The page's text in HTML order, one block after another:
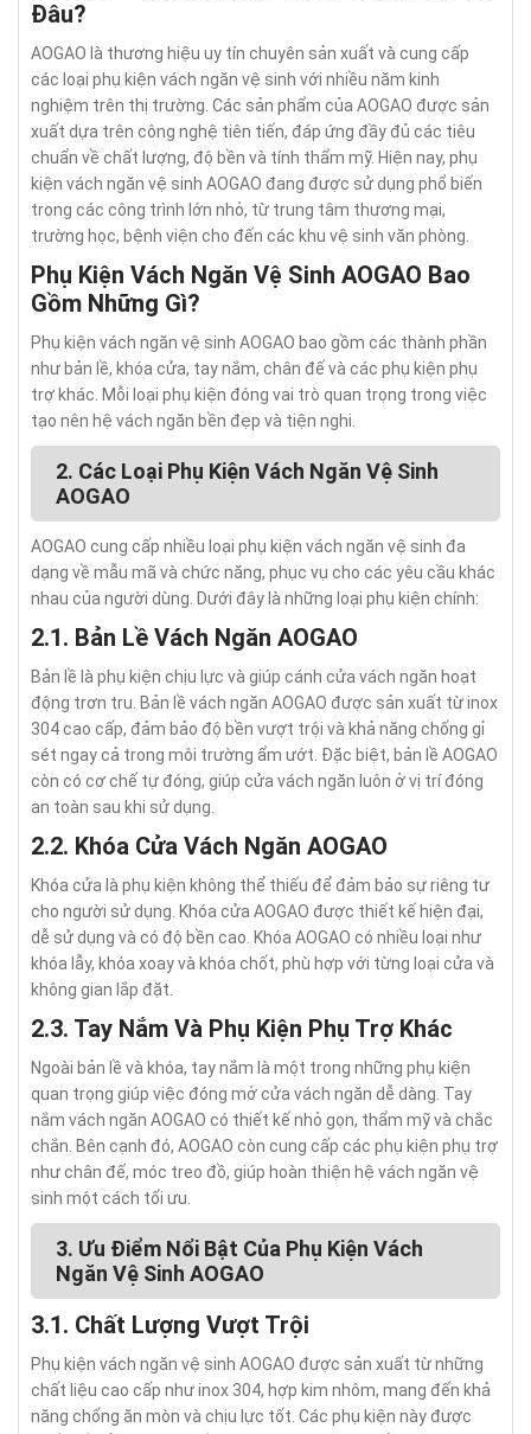
Đâu?
AOGAO là thương hiệu uy tín chuyên sản xuất và cung cấp
các loại phụ kiện vách ngăn vệ sinh với nhiều năm kinh
nghiệm trên thị trường. Các sản phẩm của AOGAO được sản
xuất dựa trên công nghệ tiên tiến, đáp ứng đầy đủ các tiêu
chuẩn về chất lượng, độ bền và tính thẩm mỹ. Hiện nay, phụ
kiện vách ngăn vệ sinh AOGAO đang được sử dụng phổ biến
trong các công trình lớn nhỏ, từ trung tâm thương mại,
trường học, bệnh viện cho đến các khu vệ sinh văn phòng.
Phụ Kiện Vách Ngăn Vệ Sinh AOGAO Bao
Gồm Những Gì?
Phụ kiện vách ngăn vệ sinh AOGAO bao gồm các thành phần
như bản lề, khóa cửa, tay nắm, chân đế và các phụ kiện phụ
trợ khác. Mỗi loại phụ kiện đóng vai trò quan trọng trong việc
tạo nên hệ vách ngăn bền đẹp và tiện nghi.
2. Các Loại Phụ Kiện Vách Ngăn Vệ Sinh
AOGAO
AOGAO cung cấp nhiều loại phụ kiện vách ngăn vệ sinh đa
dạng về mẫu mã và chức năng, phục vụ cho các yêu cầu khác
nhau của người dùng. Dưới đây là những loại phụ kiện chính:
2.1. Bản Lề Vách Ngăn AOGAO
Bản lề là phụ kiện chịu lực và giúp cánh cửa vách ngăn hoạt
động trơn tru. Bản lề vách ngăn AOGAO được sản xuất từ inox
304 cao cấp, đảm bảo độ bền vượt trội và khả năng chống gỉ
sét ngay cả trong môi trường ẩm ướt. Đặc biệt, bản lề AOGAO
còn có cơ chế tự đóng, giúp cửa vách ngăn luôn ở vị trí đóng
an toàn sau khi sử dụng.
2.2. Khóa Cửa Vách Ngăn AOGAO
Khóa cửa là phụ kiện không thể thiếu để đảm bảo sự riêng tư
cho người sử dụng. Khóa cửa AOGAO được thiết kế hiện đại,
dễ sử dụng và có độ bền cao. Khóa AOGAO có nhiều loại như
khóa lẫy, khóa xoay và khóa chốt, phù hợp với từng loại cửa và
không gian lắp đặt.
2.3. Tay Nắm Và Phụ Kiện Phụ Trợ Khác
Ngoài bản lề và khóa, tay nắm là một trong những phụ kiện
quan trọng giúp việc đóng mở cửa vách ngăn dễ dàng. Tay
nắm vách ngăn AOGAO có thiết kế nhỏ gọn, thẩm mỹ và chắc
chắn. Bên cạnh đó, AOGAO còn cung cấp các phụ kiện phụ trợ
như chân đế, móc treo đồ, giúp hoàn thiện hệ vách ngăn vệ
sinh một cách tối ưu.
3. Ưu Điểm Nổi Bật Của Phụ Kiện Vách
Ngăn Vệ Sinh AOGAO
3.1. Chất Lượng Vượt Trội
Phụ kiện vách ngăn vệ sinh AOGAO được sản xuất từ những
chất liệu cao cấp như inox 304, hợp kim nhôm, mang đến khả
năng chống ăn mòn và chịu lực tốt. Các phụ kiện này được